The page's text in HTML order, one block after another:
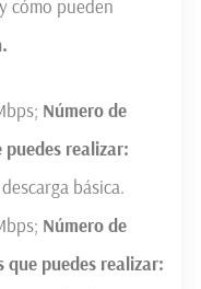
cómo pueden
Número de
realizar:
básica.
Número de
que puedes realizar: